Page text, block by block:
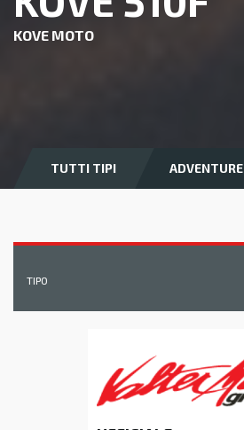
KOVE MOTO
TUTTI TIPI ADVENTURE
TIPO